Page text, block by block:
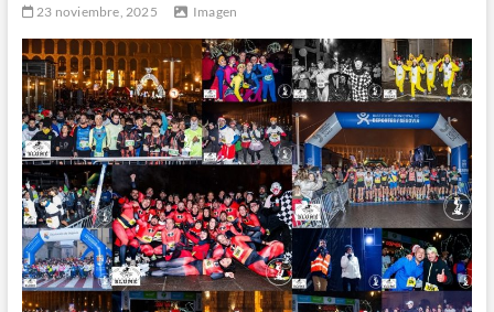
23 noviembre, 2025 Imagen